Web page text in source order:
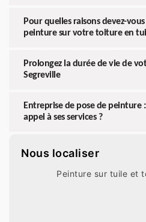
Pour quelles raisons devez-
peinture sur votre toiture en
Prolongez la durée de vie de
Segreville
Entreprise de pose de peinture
appel à ses services ?
Nous localiser
Peinture sur tuile et